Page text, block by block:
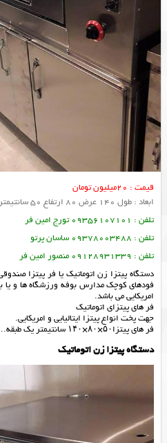
قیمت : 20میلیون تومان
ابعاد : طول 140 عرض 80 ارتفاع 50 سانتیمتر
تلفن : 09356107101 تورج امین فر
تلفن : 09378003488 ساسان پرتو
تلفن : 09128931339 منصور امین فر
دستگاه پیتزا زن اتوماتیک یا فر پیتزا
فودهای کوچک مدارس بوفه ورزشگاه ها و یا
امریکایی می باشد.
فر های پیتزای اتوماتیک
جهت پخت انواع پیتزا ایتالیایی و امریکایی.
فر های پیتزا۵۰×۸۰×۱۴۰ سانتیمتر یک طبقه…۹۰×۸۰×۱۴۰ سانتیمتر دو طبقه
دستگاه پیتزا زن اتوماتیک